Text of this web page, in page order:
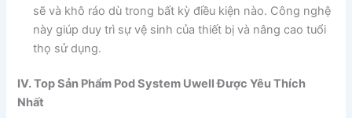
sẽ và khô ráo dù trong bất kỳ điều kiện nào. Công nghệ
này giúp duy trì sự vệ sinh của thiết bị và nâng cao tuổi
thọ sử dụng.
IV. Top Sản Phẩm Pod System Uwell Được Yêu Thích
Nhất